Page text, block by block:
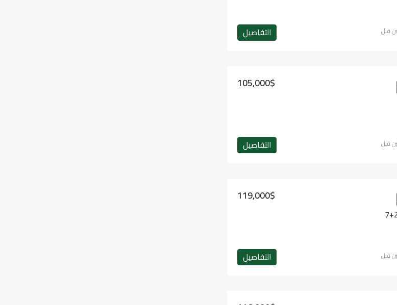
التفاصيل قبل
105,000$
التفاصيل قبل
119,000$
التفاصيل قبل